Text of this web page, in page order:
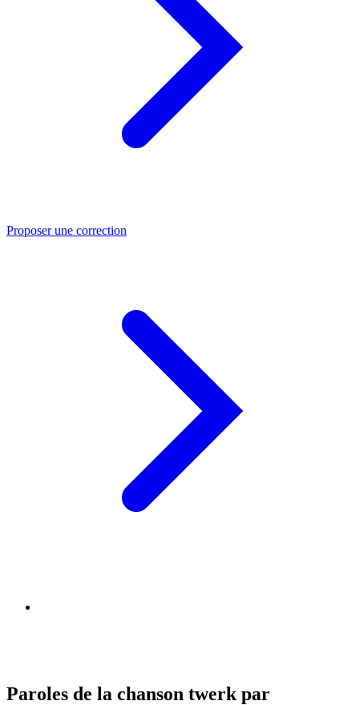
Proposer une correction
Paroles de la chanson twerk par